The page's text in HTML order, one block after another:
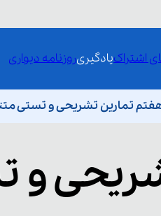
اشتراکیادگیریروزنامه دیواری
تمارین تشریحی و تستی
و